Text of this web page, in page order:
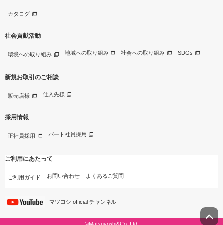
カタログ
社会貢献活動
環境への取り組み 地域への取り組み 社会への取り組み SDGs
新規お取引のご相談
販売店様 仕入先様
採用情報
正社員採用 パート社員採用
ご利用にあたって
ご利用ガイド お問い合わせ よくあるご質問
マツヨシ official チャンネル
©Matsuyoshi&Co.,Ltd.